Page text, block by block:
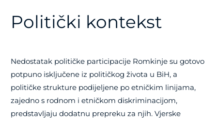
Politički kontekst
Nedostatak političke participacije Romkinje su gotovo
potpuno isključene iz političkog života u BiH, a
političke strukture podijeljene po etničkim linijama,
zajedno s rodnom i etničkom diskriminacijom,
predstavljaju dodatnu prepreku za njih. Vjerske